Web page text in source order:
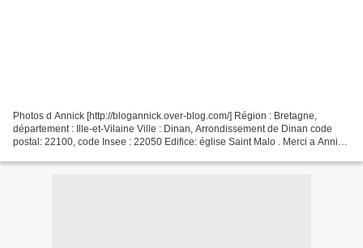
Photos d Annick [http://blogannick.over-blog.com/] Région : Bretagne,
département : Ille-et-Vilaine Ville : Dinan, Arrondissement de Dinan code
postal: 22100, code Insee : 22050 Edifice: église Saint Malo . Merci a Annick